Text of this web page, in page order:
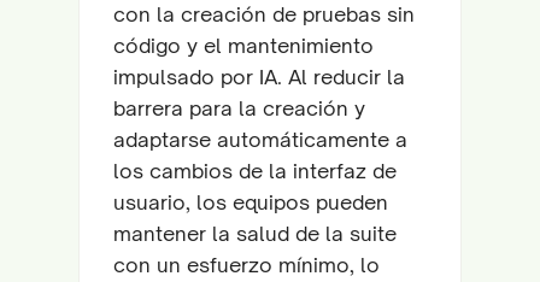
con la creación de pruebas sin
código y el mantenimiento
impulsado por IA. Al reducir la
barrera para la creación y
adaptarse automáticamente a
los cambios de la interfaz de
usuario, los equipos pueden
mantener la salud de la suite
con un esfuerzo mínimo, lo